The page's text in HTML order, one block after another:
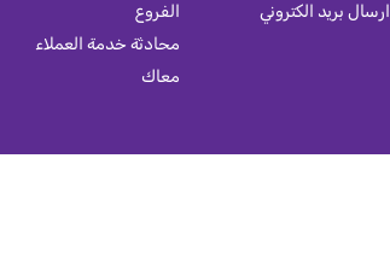
ارسال بريد الكتروني
الفروع
محادثة خدمة العملاء
معاك